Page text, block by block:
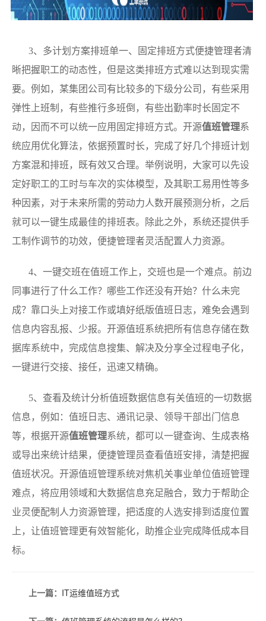
3、多计划方案排班单一、固定排班方式便捷管理者清
晰把握职工的动态性，但是这类排班方式难以达到现实需
要。例如，某集团公司有比较多的下级分公司，有些采用
弹性上班制，有些推行多班倒，有些出勤率时长固定不
动，因而不可以统一应用固定排班方式。开源值班管理系
统应用优化算法，依据预置时长，完成了好几个排班计划
方案混和排班，既有效又合理。举例说明，大家可以先设
定好职工的工时与车次的实体模型，及其职工易用性等多
种因素，对于未来所需的劳动力人数开展预测分析，之后
就可以一键生成最佳的排班表。除此之外，系统还提供手
工制作调节的功效，便捷管理者灵活配置人力资源。
4、一键交班在值班工作上，交班也是一个难点。前边
同事进行了什么工作？哪些工作还没有开始？什么未完
成？靠口头上对接工作或填好纸版值班日志，难免会遇到
信息内容乱报、少报。开源值班系统把所有信息存储在数
据库系统中，完成信息搜集、解决及分享全过程电子化，
一键进行交接、接任，迅速又精确。
5、查看及统计分析值班数据信息有关值班的一切数据
信息，例如：值班日志、通讯记录、领导干部出门信息
等，根据开源值班管理系统，都可以一键查询、生成表格
或导出来统计结果，便捷管理员查看值班安排，清楚把握
值班状况。开源值班管理系统对焦机关事业单位值班管理
难点，将应用领域和大数据信息充足融合，致力于帮助企
业灵便配制人力资源管理，把适度的人选安排到适度位置
上，让值班管理更有效智能化，助推企业完成降低成本目
标。
上一篇： IT运维值班方式